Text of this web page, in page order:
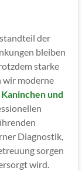
der
bleiben
starke
wir moderne
und
Diagnostik,
sorgen
wird.